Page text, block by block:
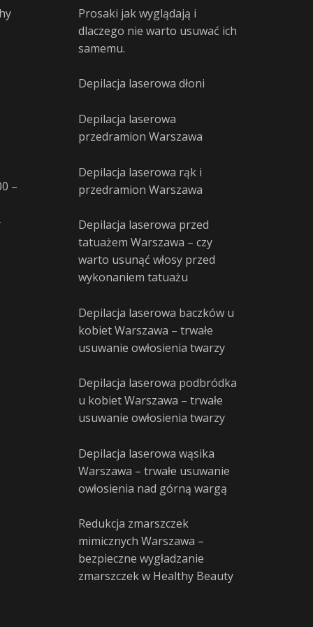
–
Prosaki jak wyglądają i
dlaczego nie warto usuwać ich
samemu.
Depilacja laserowa dłoni
Depilacja laserowa
przedramion Warszawa
Depilacja laserowa rąk i
przedramion Warszawa
Depilacja laserowa przed
tatuażem Warszawa – czy
warto usunąć włosy przed
wykonaniem tatuażu
Depilacja laserowa baczków u
kobiet Warszawa – trwałe
usuwanie owłosienia twarzy
Depilacja laserowa podbródka
u kobiet Warszawa – trwałe
usuwanie owłosienia twarzy
Depilacja laserowa wąsika
Warszawa – trwałe usuwanie
owłosienia nad górną wargą
Redukcja zmarszczek
mimicznych Warszawa –
bezpieczne wygładzanie
zmarszczek w Healthy Beauty